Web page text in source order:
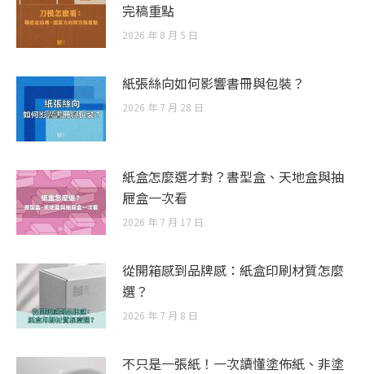
完稿重點
2026 年 8 月 5 日
紙張絲向如何影響書冊與包裝？
2026 年 7 月 28 日
紙盒怎麼選才對？書型盒、天地盒與抽
屜盒一次看
2026 年 7 月 17 日
從開箱感到品牌感：紙盒印刷材質怎麼
選？
2026 年 7 月 8 日
不只是一張紙！一次讀懂塗佈紙、非塗